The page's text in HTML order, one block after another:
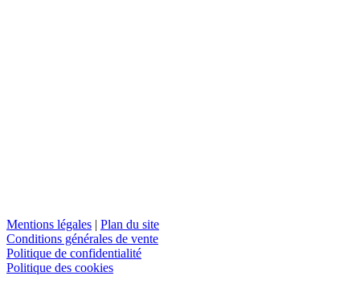
Mentions légales | Plan du site
Conditions générales de vente
Politique de confidentialité
Politique des cookies